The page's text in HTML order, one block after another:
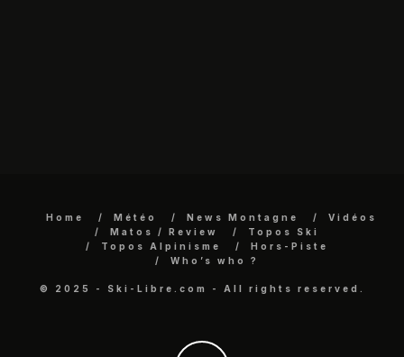
Home Météo News Montagne
Vidéos
Matos / Review
Topos Ski
Topos Alpinisme
Hors-Piste
Who’s who ?
© 2025 - Ski-Libre.com - All rights reserved.